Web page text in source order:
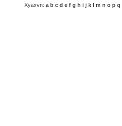
Xyaxvn: a b c d e f g h i j k l m n o p q